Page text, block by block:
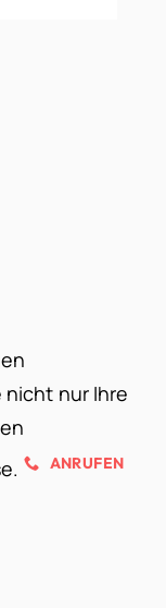
nicht nur Ihre
ANRUFEN